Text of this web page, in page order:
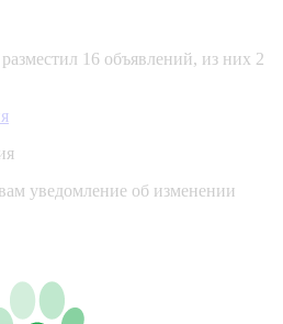
16 объявлений, из них 2
уведомление об изменении